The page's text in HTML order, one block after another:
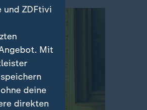
und ZDFtivi
Mit
deine
direkten